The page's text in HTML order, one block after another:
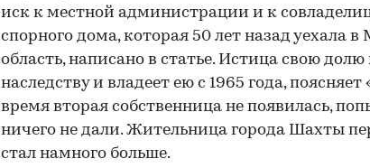
иск к местной администрации и к
спорного дома, которая 50 лет назад уехала
область, написано в статье. Истица свою
наследству и владеет ею с 1965 года, поясняет
время вторая собственница не появилась,
ничего не дали. Жительница города Шахты
стал намного больше.